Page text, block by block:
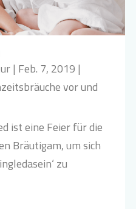
| Feb. 7, 2019 |
vor und
ist eine Feier für die
Bräutigam, um sich
zu